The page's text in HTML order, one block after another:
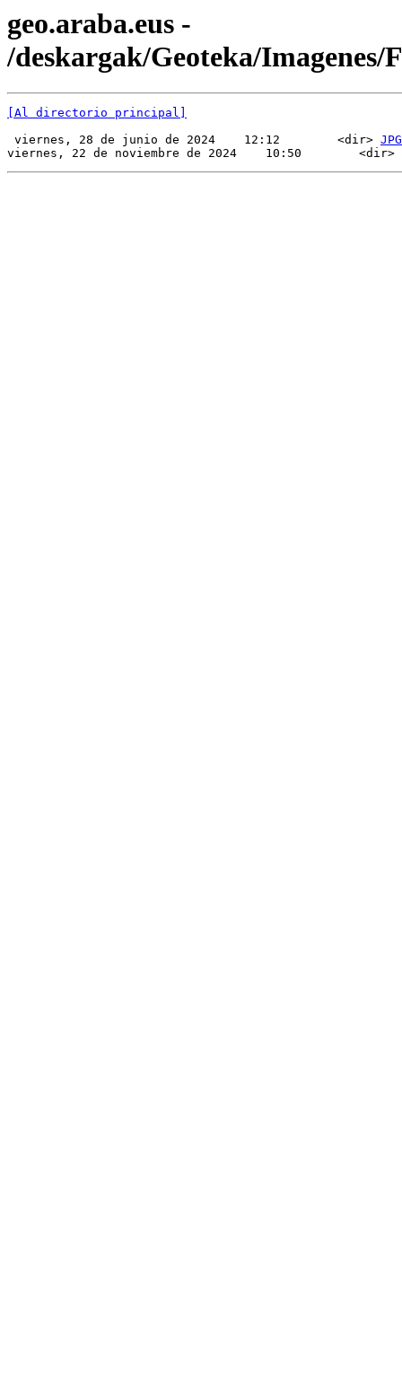
geo.araba.eus -
/deskargak/Geoteka/Imagenes/
[Al directorio principal]
viernes, 28 de junio de 2024    12:12        <dir> JPG
viernes, 22 de noviembre de 2024    10:50        <dir>